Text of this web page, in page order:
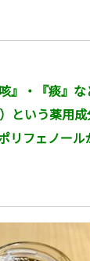
』・『痰』な
という薬用成
リフェノール